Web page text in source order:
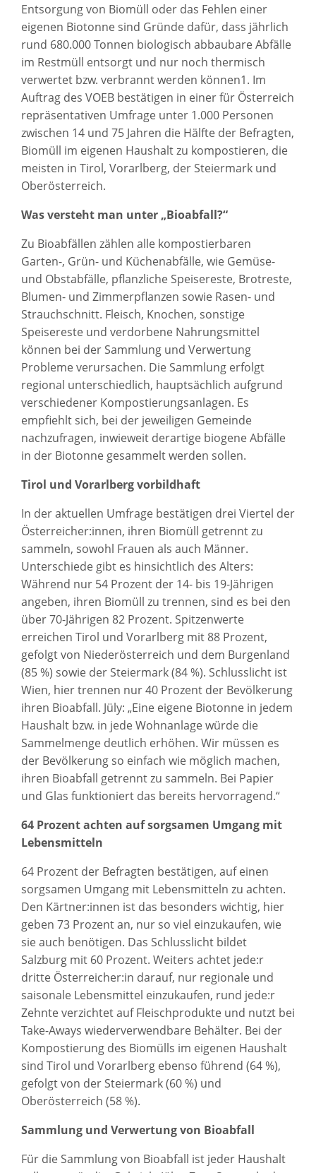
Entsorgung von Biomüll oder das Fehlen einer
eigenen Biotonne sind Gründe dafür, dass jährlich
rund 680.000 Tonnen biologisch abbaubare Abfälle
im Restmüll entsorgt und nur noch thermisch
verwertet bzw. verbrannt werden können1. Im
Auftrag des VOEB bestätigen in einer für Österreich
repräsentativen Umfrage unter 1.000 Personen
zwischen 14 und 75 Jahren die Hälfte der Befragten,
Biomüll im eigenen Haushalt zu kompostieren, die
meisten in Tirol, Vorarlberg, der Steiermark und
Oberösterreich.
Was versteht man unter „Bioabfall?“
Zu Bioabfällen zählen alle kompostierbaren
Garten-, Grün- und Küchenabfälle, wie Gemüse-
und Obstabfälle, pflanzliche Speisereste, Brotreste,
Blumen- und Zimmerpflanzen sowie Rasen- und
Strauchschnitt. Fleisch, Knochen, sonstige
Speisereste und verdorbene Nahrungsmittel
können bei der Sammlung und Verwertung
Probleme verursachen. Die Sammlung erfolgt
regional unterschiedlich, hauptsächlich aufgrund
verschiedener Kompostierungsanlagen. Es
empfiehlt sich, bei der jeweiligen Gemeinde
nachzufragen, inwieweit derartige biogene Abfälle
in der Biotonne gesammelt werden sollen.
Tirol und Vorarlberg vorbildhaft
In der aktuellen Umfrage bestätigen drei Viertel der
Österreicher:innen, ihren Biomüll getrennt zu
sammeln, sowohl Frauen als auch Männer.
Unterschiede gibt es hinsichtlich des Alters:
Während nur 54 Prozent der 14- bis 19-Jährigen
angeben, ihren Biomüll zu trennen, sind es bei den
über 70-Jährigen 82 Prozent. Spitzenwerte
erreichen Tirol und Vorarlberg mit 88 Prozent,
gefolgt von Niederösterreich und dem Burgenland
(85 %) sowie der Steiermark (84 %). Schlusslicht ist
Wien, hier trennen nur 40 Prozent der Bevölkerung
ihren Bioabfall. Jüly: „Eine eigene Biotonne in jedem
Haushalt bzw. in jede Wohnanlage würde die
Sammelmenge deutlich erhöhen. Wir müssen es
der Bevölkerung so einfach wie möglich machen,
ihren Bioabfall getrennt zu sammeln. Bei Papier
und Glas funktioniert das bereits hervorragend.“
64 Prozent achten auf sorgsamen Umgang mit
Lebensmitteln
64 Prozent der Befragten bestätigen, auf einen
sorgsamen Umgang mit Lebensmitteln zu achten.
Den Kärtner:innen ist das besonders wichtig, hier
geben 73 Prozent an, nur so viel einzukaufen, wie
sie auch benötigen. Das Schlusslicht bildet
Salzburg mit 60 Prozent. Weiters achtet jede:r
dritte Österreicher:in darauf, nur regionale und
saisonale Lebensmittel einzukaufen, rund jede:r
Zehnte verzichtet auf Fleischprodukte und nutzt bei
Take-Aways wiederverwendbare Behälter. Bei der
Kompostierung des Biomülls im eigenen Haushalt
sind Tirol und Vorarlberg ebenso führend (64 %),
gefolgt von der Steiermark (60 %) und
Oberösterreich (58 %).
Sammlung und Verwertung von Bioabfall
Für die Sammlung von Bioabfall ist jeder Haushalt